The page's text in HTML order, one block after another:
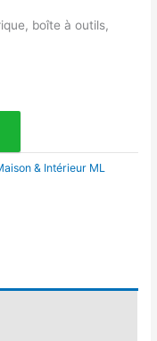
boîte à outils,
& Intérieur ML